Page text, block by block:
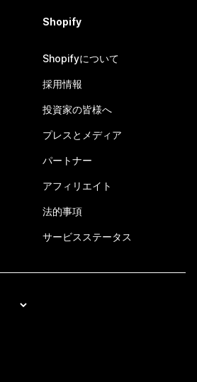
Shopify
Shopifyについて
採用情報
投資家の皆様へ
プレスとメディア
パートナー
アフィリエイト
法的事項
サービスステータス